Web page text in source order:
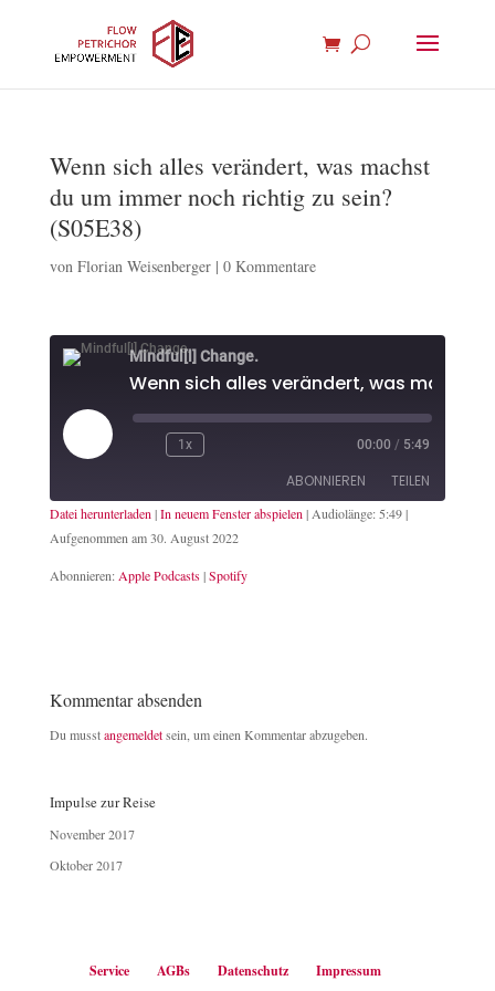
Wenn sich alles verändert, was machst
du um immer noch richtig zu sein?
(S05E38)
von Florian Weisenberger| 0 Kommentare
Mindful[l] Change.
Play
Episode
1x 00:00 / 5:49
ABONNIEREN TEILEN
Apple Podcasts
RSS FEED
TEILEN
Datei herunterladen |In neuem Fenster abspielen | Audiolänge: 5:49|
Aufgenommen am 30. August 2022
Abonnieren: Apple Podcasts|Spotify
Kommentar absenden
Du musstangemeldetsein, um einen Kommentar abzugeben.
Impulse zur Reise
November 2017
Oktober 2017
Service AGBs Datenschutz Impressum